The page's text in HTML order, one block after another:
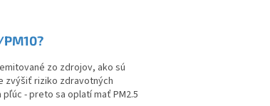
zo zdrojov, ako sú
zvýšiť riziko zdravotných
pľúc -preto sa oplatí mať PM2.5